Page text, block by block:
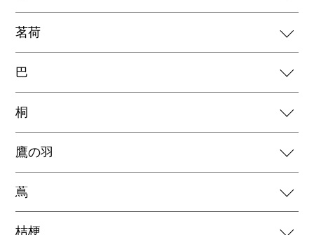
茗荷
巴
桐
鷹の羽
蔦
桔梗